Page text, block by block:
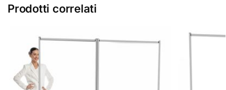
Prodotti correlati